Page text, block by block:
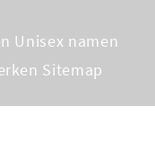
Unisex namen
Sitemap